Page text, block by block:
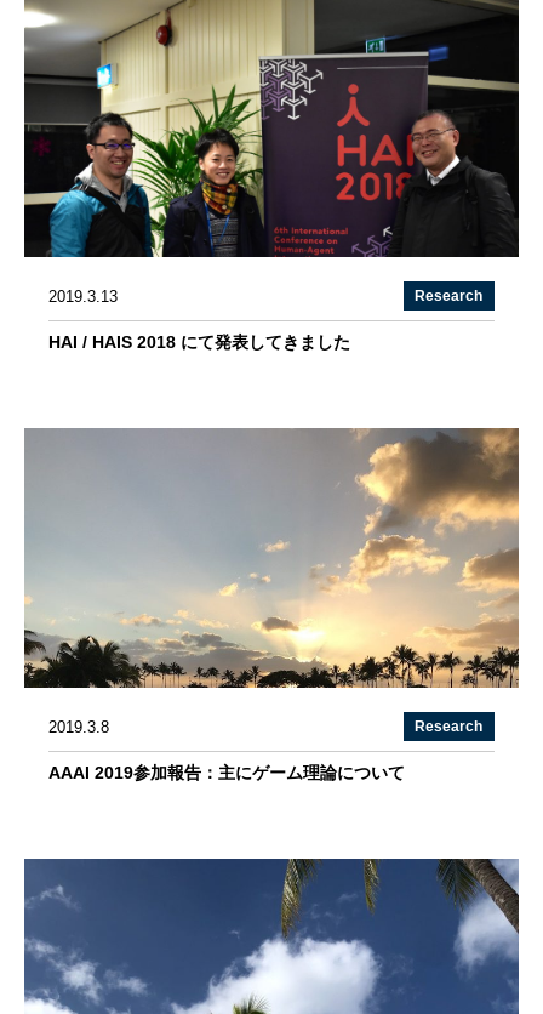
2019.3.13 Research
HAI / HAIS 2018 にて発表してきました
2019.3.8 Research
AAAI 2019参加報告：主にゲーム理論について